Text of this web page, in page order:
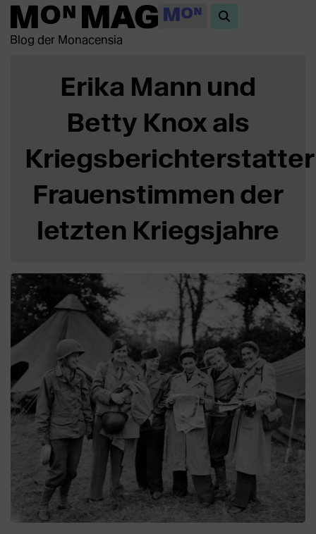
Blog der Monacensia
Erika Mann und
Betty Knox als
Frauenstimmen der
letzten Kriegsjahre